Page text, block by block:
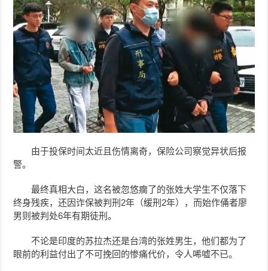
由于投保时间太近且伤情离奇，保险公司察觉异状后报
警。
最终真相大白，这名被忽悠瘸了的张姓大学生不仅落下
终身残疾，还因诈保被判刑2年（缓刑2年），而始作俑者廖
男则被判处6年有期徒刑。
不论是印度的苏拉杰还是台湾的张姓男生，他们都为了
眼前的利益付出了不可挽回的惨痛代价，令人唏嘘不已。